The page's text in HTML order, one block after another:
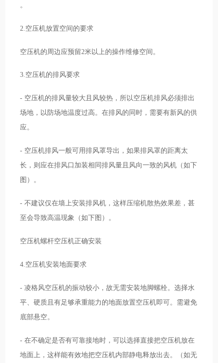
。
2.空压机放置空间的要求
空压机的周边应预留2米以上的操作维修空间。
3.空压机的排风要求
- 空压机的排风量较大且风较热，所以空压机排风必须排出
场地，以防场地温度过高。在排风的同时，需要有新风的供
应。
- 空压机排风一般可用排风罩导出，如果排风罩的距离太
长，则应在排风口加装相同排风量且风向一致的风机（如下
图）。
- 不建议仅在墙上安装排风机，这样压缩机散热效果差，甚
至会导致高温现象（如下图）。
空压机螺杆空压机正确安装
4.空压机安装地面要求
- 凌格风空压机的振动较小，故无需安装地脚螺栓。选择水
平、硬质且有足够承重能力的地面放置空压机即可。需避免
底部悬空。
- 在不确定是否有可靠接地时，可以选择直接把空压机放在
地面上，这样能有效地把空压机内部静电释放出去。（如无